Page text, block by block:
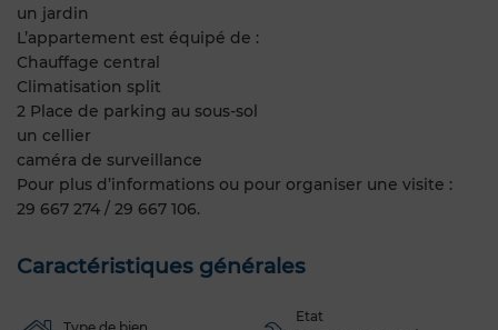
un jardin
L’appartement est équipé de :
Chauffage central
Climatisation split
2 Place de parking au sous-sol
un cellier
caméra de surveillance
Pour plus d’informations ou pour organiser une visite :
29 667 274 / 29 667 106.
Caractéristiques générales
Etat